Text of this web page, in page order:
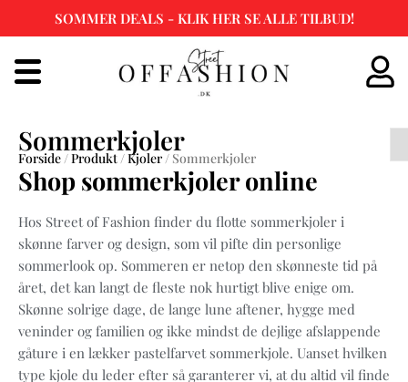
til
SOMMER DEALS - KLIK HER SE ALLE TILBUD!
Sommerkjoler
Forside/Produkt/Kjoler/ Sommerkjoler
Shop sommerkjoler online
Hos Street of Fashion finder du flotte sommerkjoler i
skønne farver og design, som vil pifte din personlige
sommerlook op. Sommeren er netop den skønneste tid på
året, det kan langt de fleste nok hurtigt blive enige om.
Skønne solrige dage, de lange lune aftener, hygge med
veninder og familien og ikke mindst de dejlige afslappende
gåture i en lækker pastelfarvet sommerkjole. Uanset hvilken
type kjole du leder efter så garanterer vi, at du altid vil finde